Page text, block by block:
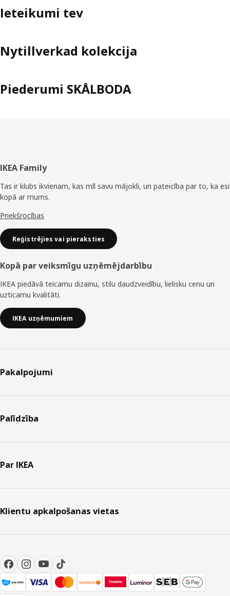
Ieteikumi tev
Nytillverkad kolekcija
Piederumi SKÅLBODA
Kājene
IKEA Family
Tas ir klubs ikvienam, kas mīl savu mājokli, un pateicība par to, ka esi
kopā ar mums.
Priekšrocības
Reģistrējies vai pieraksties
Kopā par veiksmīgu uzņēmējdarbību
IKEA piedāvā teicamu dizainu, stilu daudzveidību, lielisku cenu un
uzticamu kvalitāti.
IKEA uzņēmumiem
Pakalpojumi
Palīdzība
Par IKEA
Klientu apkalpošanas vietas